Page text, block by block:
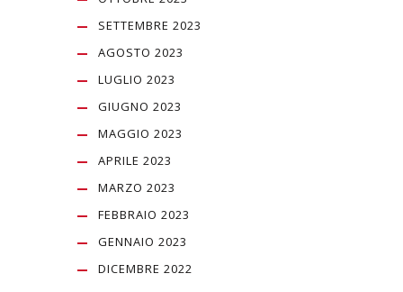
SETTEMBRE 2023
AGOSTO 2023
LUGLIO 2023
GIUGNO 2023
MAGGIO 2023
APRILE 2023
MARZO 2023
FEBBRAIO 2023
GENNAIO 2023
DICEMBRE 2022